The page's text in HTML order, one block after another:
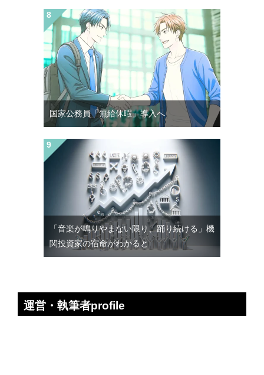
国家公務員「無給休暇」導入へ
「音楽が鳴りやまない限り、踊り続ける」機
関投資家の宿命がわかると
運営・執筆者profile